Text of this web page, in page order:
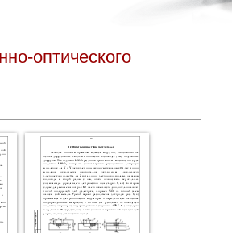
оптического